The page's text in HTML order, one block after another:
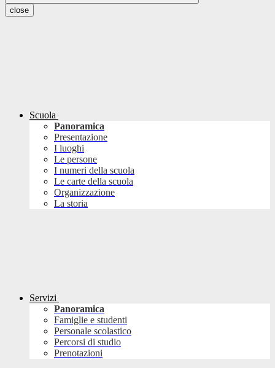
close
Scuola
Panoramica
Presentazione
I luoghi
Le persone
I numeri della scuola
Le carte della scuola
Organizzazione
La storia
Servizi
Panoramica
Famiglie e studenti
Personale scolastico
Percorsi di studio
Prenotazioni